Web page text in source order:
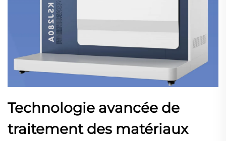
Technologie avancée de
traitement des matériaux